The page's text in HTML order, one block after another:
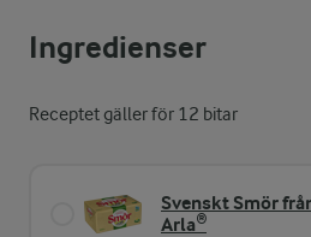
Ingredienser
Receptet gäller för 12 bitar
Svenskt Smör
Arla®